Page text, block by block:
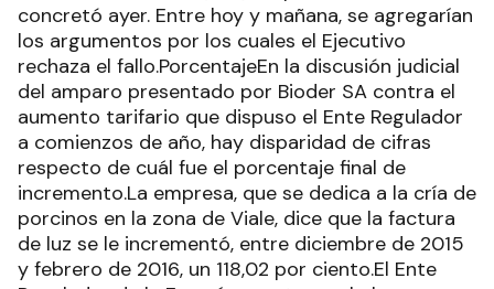
concretó ayer. Entre hoy y mañana, se agregarían
los argumentos por los cuales el Ejecutivo
rechaza el fallo.PorcentajeEn la discusión judicial
del amparo presentado por Bioder SA contra el
aumento tarifario que dispuso el Ente Regulador
a comienzos de año, hay disparidad de cifras
respecto de cuál fue el porcentaje final de
incremento.La empresa, que se dedica a la cría de
porcinos en la zona de Viale, dice que la factura
de luz se le incrementó, entre diciembre de 2015
y febrero de 2016, un 118,02 por ciento.El Ente